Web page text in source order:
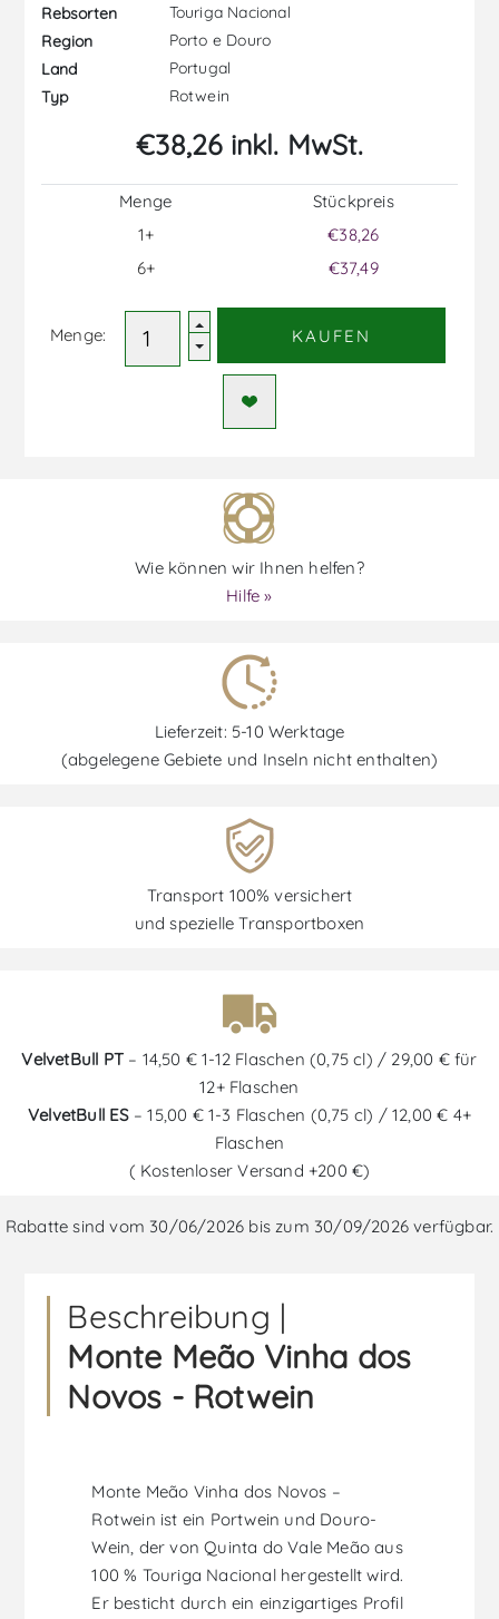
Rebsorten
Touriga Nacional
Region
Porto e Douro
Land
Portugal
Typ
Rotwein
€38,26 inkl. MwSt.
Menge
1+
6+
Stückpreis
€38,26
€37,49
Menge: KAUFEN
Wie können wir Ihnen helfen?
Hilfe »
Lieferzeit: 5-10 Werktage
(abgelegene Gebiete und Inseln nicht enthalten)
Transport 100% versichert
und spezielle Transportboxen
VelvetBull PT – 14,50 € 1-12 Flaschen (0,75 cl) / 29,00 € für
12+ Flaschen
VelvetBull ES– 15,00 € 1-3 Flaschen (0,75 cl) / 12,00 € 4+
Flaschen
( Kostenloser Versand +200 €)
Rabatte sind vom 30/06/2026 bis zum 30/09/2026 verfügbar.
Beschreibung |
Monte Meão Vinha dos
Novos - Rotwein
Monte Meão Vinha dos Novos –
Rotwein ist ein Portwein und Douro-
Wein, der von Quinta do Vale Meão aus
100 % Touriga Nacional hergestellt wird.
Er besticht durch ein einzigartiges Profil